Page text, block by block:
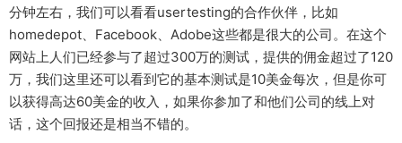
分钟左右，我们可以看看usertesting的合作伙伴，比如
homedepot、Facebook、Adobe这些都是很大的公司。在这个
网站上人们已经参与了超过300万的测试，提供的佣金超过了120
万，我们这里还可以看到它的基本测试是10美金每次，但是你可
以获得高达60美金的收入，如果你参加了和他们公司的线上对
话，这个回报还是相当不错的。